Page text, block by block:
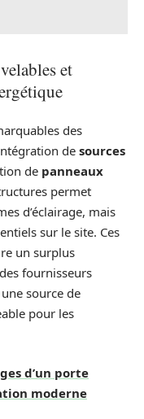
et
des
desources
de panneaux
permet
d’éclairage, mais
sur le site. Ces
un surplus
fournisseurs
source de
pour les
d’un porte
moderne